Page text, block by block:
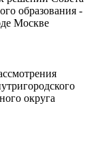
образования -
Москве
округа